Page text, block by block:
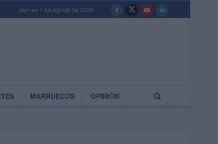
viernes 7 de agosto de 2026
MARRUECOS OPINIÓN